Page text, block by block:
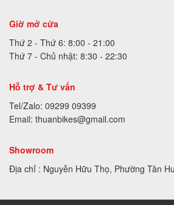
Giờ mở cửa
Thứ 2 - Thứ 6: 8:00 - 21:00
Thứ 7 - Chủ nhật: 8:30 - 22:30
Hỗ trợ & Tư vấn
Tel/Zalo: 09299 09399
Email: thuanbikes@gmail.com
Showroom
Địa chỉ : Nguyễn Hữu Thọ, Phường Tân